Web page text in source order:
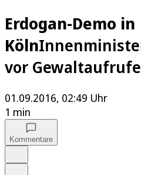
Erdogan-Demo in
Köln
vor
01.09.2016, 02:49 Uhr
1 min
Kommentare